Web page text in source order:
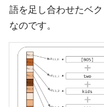
語を足し合わせたベ
なのです。